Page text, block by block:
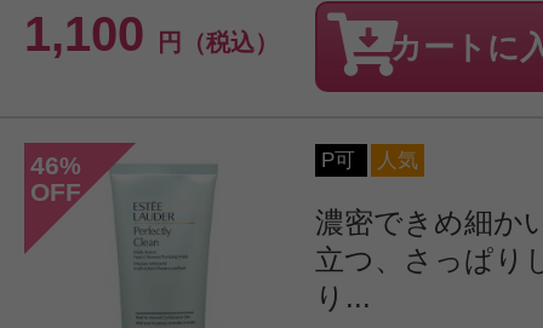
1,100 円（税込） カートに
46%
OFF
P可 人気
濃密できめ細か
立つ、さっぱり
り...